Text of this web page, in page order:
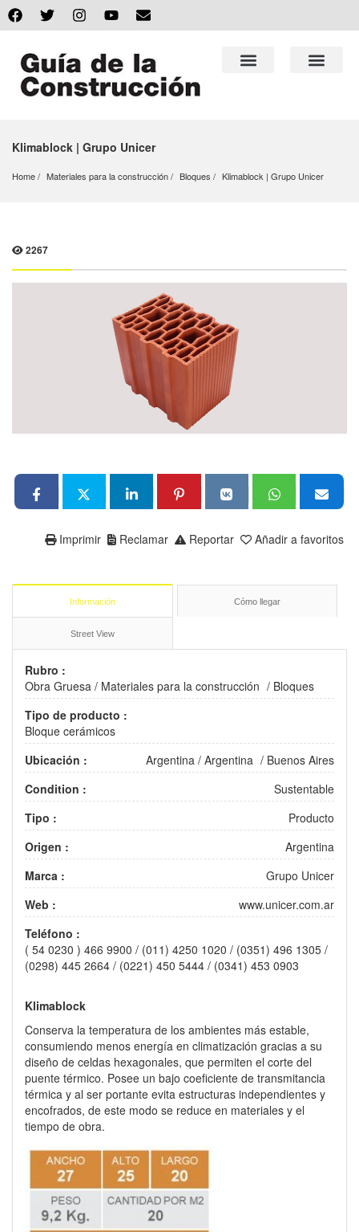
Klimablock | Grupo Unicer
Home Materiales para la construcción Bloques Klimablock | Grupo Unicer
2267
Añadir a favoritos
Reportar
Reclamar
Imprimir
Información Cómo llegar
Street View
Rubro :
Obra Gruesa / Materiales para la construcción / Bloques
Tipo de producto :
Bloque cerámicos
Ubicación :
Argentina / Argentina / Buenos Aires
Condition :
Sustentable
Tipo :
Producto
Origen :
Argentina
Marca :
Grupo Unicer
Web :
www.unicer.com.ar
Teléfono :
( 54 0230 ) 466 9900 / (011) 4250 1020 / (0351) 496 1305 /
(0298) 445 2664 / (0221) 450 5444 / (0341) 453 0903
Klimablock
Conserva la temperatura de los ambientes más estable,
consumiendo menos energía en climatización gracias a su
diseño de celdas hexagonales, que permiten el corte del
puente térmico. Posee un bajo coeficiente de transmitancia
térmica y al ser portante evita estructuras independientes y
encofrados, de este modo se reduce en materiales y el
tiempo de obra.